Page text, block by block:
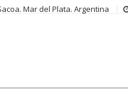
Mar del Plata. Argentina